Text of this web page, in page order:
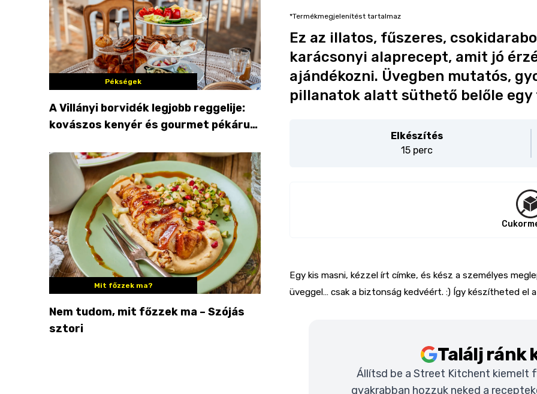
Pékségek
A Villányi borvidék legjobb reggelije:
kovászos kenyér és gourmet pékáruk
Mit főzzek ma?
Nem tudom, mit főzzek ma – Szójás
sztori
*Termékmegjelenítést tartalmaz
Ez az illatos, fűszeres,
karácsonyi alaprecept, amit jó
ajándékozni. Üvegben mutatós,
pillanatok alatt süthető belőle
Elkészítés
15 perc
Egy kis masni, kézzel írt címke, és kész a személyes
üveggel… csak a biztonság kedvéért. :) Így készítheted el
Találj ránk
Állítsd be a Street Kitchent kiemelt
gyakrabban hozzuk neked a